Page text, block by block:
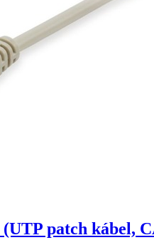
patch kábel,